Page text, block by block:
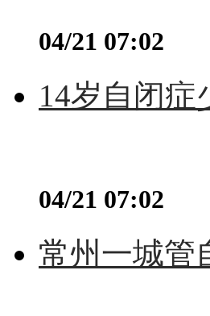
04/21 07:02
14岁自闭症
04/21 07:02
常州一城管